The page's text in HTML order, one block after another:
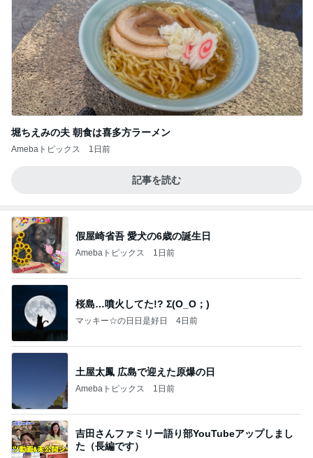
堀ちえみの夫 朝食は喜多方ラーメン
Amebaトピックス 1日前
記事を読む
假屋崎省吾 愛犬の6歳の誕生日
Amebaトピックス 1日前
桜島…噴火してた!? Σ(O_O；)
マッキー☆の日日是好日 4日前
土屋太鳳 広島で迎えた原爆の日
Amebaトピックス 1日前
吉田さんファミリー語り部YouTubeアップしまし
た（長編です）